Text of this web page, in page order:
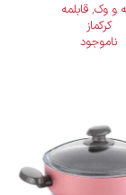
و وک, قابلمه
کرکماز
ناموجود